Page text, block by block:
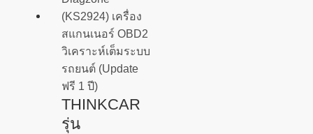
THINKCAR
รุ่น